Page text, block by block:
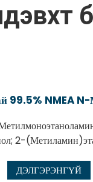
99.5% NMEA
2-
ДЭЛГЭРЭНГҮЙ